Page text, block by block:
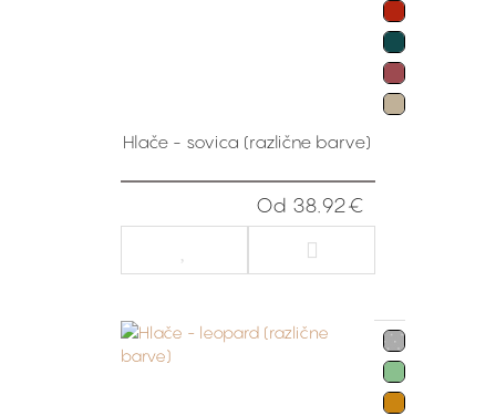
Hlače - sovica (različne barve)
Od 38.92€